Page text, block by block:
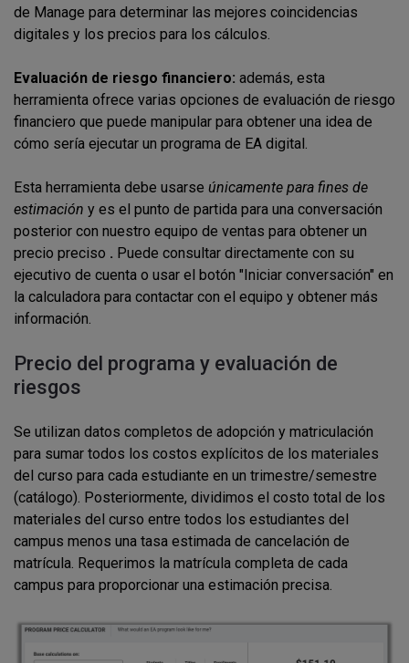
de Manage para determinar las mejores coincidencias
digitales y los precios para los cálculos.
Evaluación de riesgo financiero: además, esta
herramienta ofrece varias opciones de evaluación de riesgo
financiero que puede manipular para obtener una idea de
cómo sería ejecutar un programa de EA digital.
Esta herramienta debe usarse únicamente para fines de
estimación y es el punto de partida para una conversación
posterior con nuestro equipo de ventas para obtener un
precio preciso . Puede consultar directamente con su
ejecutivo de cuenta o usar el botón "Iniciar conversación" en
la calculadora para contactar con el equipo y obtener más
información.
Precio del programa y evaluación de
riesgos
Se utilizan datos completos de adopción y matriculación
para sumar todos los costos explícitos de los materiales
del curso para cada estudiante en un trimestre/semestre
(catálogo). Posteriormente, dividimos el costo total de los
materiales del curso entre todos los estudiantes del
campus menos una tasa estimada de cancelación de
matrícula. Requerimos la matrícula completa de cada
campus para proporcionar una estimación precisa.